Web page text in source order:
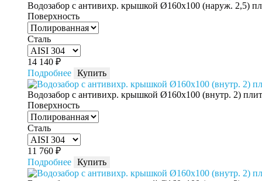
Водозабор с антивихр. крышкой Ø160x100 (наруж. 2,5)
Поверхность
Сталь
14 140 ₽
Подробнее Купить
Водозабор с антивихр. крышкой Ø160x100 (внутр. 2)
Поверхность
Сталь
11 760 ₽
Подробнее Купить